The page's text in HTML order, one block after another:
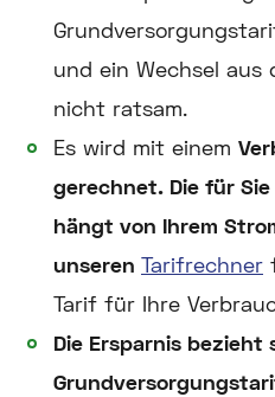
und ein Wechsel aus
nicht ratsam.
Es wird mit einem
gerechnet. Die für
hängt von Ihrem
unseren Tarifrechner
Tarif für Ihre
Die Ersparnis bezieht